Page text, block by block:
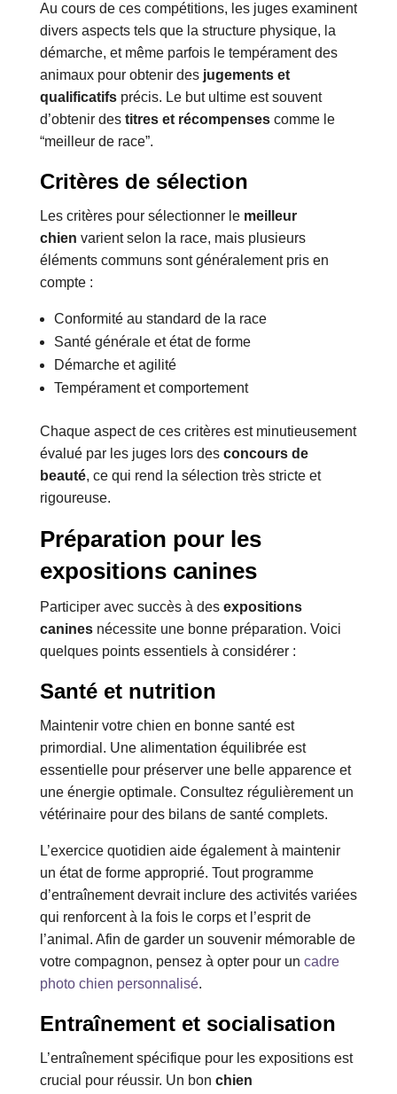
Au cours de ces compétitions, les juges examinent
divers aspects tels que la structure physique, la
démarche, et même parfois le tempérament des
animaux pour obtenir des jugements et
qualificatifsprécis. Le but ultime est souvent
d’obtenir des titres et récompensescomme le
“meilleur de race”.
Critères de sélection
Les critères pour sélectionner le meilleur
chien varient selon la race, mais plusieurs
éléments communs sont généralement pris en
compte :
Conformité au standard de la race
Santé générale et état de forme
Démarche et agilité
Tempérament et comportement
Chaque aspect de ces critères est minutieusement
évalué par les juges lors des concours de
beauté, ce qui rend la sélection très stricte et
rigoureuse.
Préparation pour les
expositions canines
Participer avec succès à des expositions
caninesnécessite une bonne préparation. Voici
quelques points essentiels à considérer :
Santé et nutrition
Maintenir votre chien en bonne santé est
primordial. Une alimentation équilibrée est
essentielle pour préserver une belle apparence et
une énergie optimale. Consultez régulièrement un
vétérinaire pour des bilans de santé complets.
L’exercice quotidien aide également à maintenir
un état de forme approprié. Tout programme
d’entraînement devrait inclure des activités variées
qui renforcent à la fois le corps et l’esprit de
l’animal. Afin de garder un souvenir mémorable de
votre compagnon, pensez à opter pour un cadre
photo chien personnalisé.
Entraînement et socialisation
L’entraînement spécifique pour les expositions est
crucial pour réussir. Un bon chien